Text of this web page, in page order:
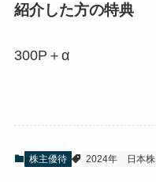
紹介した方の特典
300P＋α
株主優待 2024年 日本株